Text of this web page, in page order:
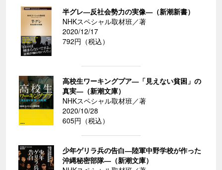
半グレ―反社会勢力の実像―（新潮新書）
NHKスペシャル取材班／著
2020/12/17
792円（税込）
高校生ワーキングプア―「見えない貧困」の
真実―（新潮文庫）
NHKスペシャル取材班／著
2020/10/28
605円（税込）
少年ゲリラ兵の告白―陸軍中野学校が作った
沖縄秘密部隊―（新潮文庫）